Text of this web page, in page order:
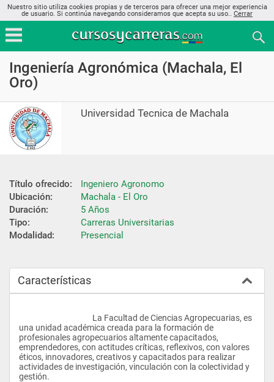
Nuestro sitio utiliza cookies propias y de terceros para ofrecer una mejor experiencia
de usuario. Si continúa navegando consideramos que acepta su uso.. Cerrar
Ingeniería Agronómica (Machala, El
Oro)
Universidad Tecnica de Machala
Título ofrecido:
Ingeniero Agronomo
Ubicación:
Machala - El Oro
Duración:
5 Años
Tipo:
Carreras Universitarias
Modalidad:
Presencial
Características
una unidad académica creada para la formación de
profesionales agropecuarios altamente capacitados,
emprendedores, con actitudes críticas, reflexivos, con valores
éticos, innovadores, creativos y capacitados para realizar
actividades de investigación, vinculación con la colectividad y
gestión.